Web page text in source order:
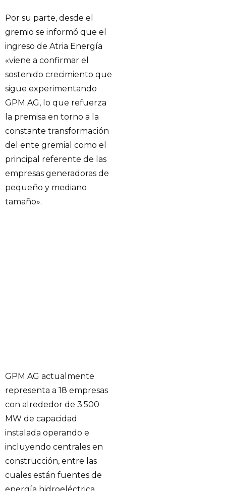
Por su parte, desde el
gremio se informó que el
ingreso de Atria Energía
«viene a confirmar el
sostenido crecimiento que
sigue experimentando
GPM AG, lo que refuerza
la premisa en torno a la
constante transformación
del ente gremial como el
principal referente de las
empresas generadoras de
pequeño y mediano
tamaño».
GPM AG actualmente
representa a 18 empresas
con alrededor de 3.500
MW de capacidad
instalada operando e
incluyendo centrales en
construcción, entre las
cuales están fuentes de